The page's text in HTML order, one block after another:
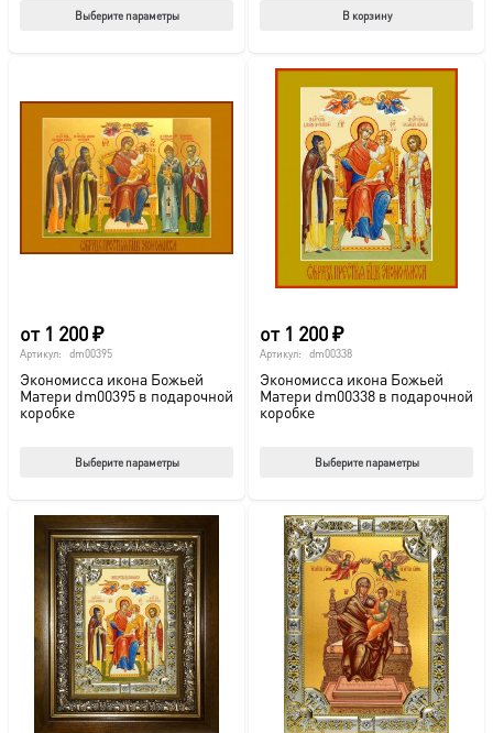
Выберите параметры В корзину
от 1 200₽
Артикул: dm00395
Экономисса икона Божьей
Матери dm00395 в подарочной
коробке
Выберите параметры
от 1 200₽
Артикул: dm00338
Экономисса икона Божьей
Матери dm00338 в подарочной
коробке
Выберите параметры